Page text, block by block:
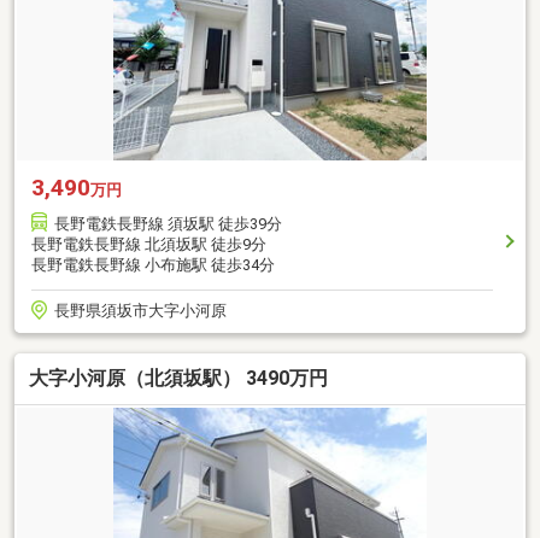
3,490万円
長野電鉄長野線 須坂駅 徒歩39分
長野電鉄長野線 北須坂駅 徒歩9分
長野電鉄長野線 小布施駅 徒歩34分
長野県須坂市大字小河原
大字小河原（北須坂駅） 3490万円